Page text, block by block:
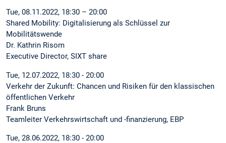
Tue, 08.11.2022, 18:30 – 20:00
Shared Mobility: Digitalisierung als Schlüssel zur
Mobilitätswende
Dr. Kathrin Risom
Executive Director, SIXT share
Tue, 12.07.2022, 18:30 - 20:00
Verkehr der Zukunft: Chancen und Risiken für den klassischen
öffentlichen Verkehr
Frank Bruns
Teamleiter Verkehrswirtschaft und -finanzierung, EBP
Tue, 28.06.2022, 18:30 - 20:00